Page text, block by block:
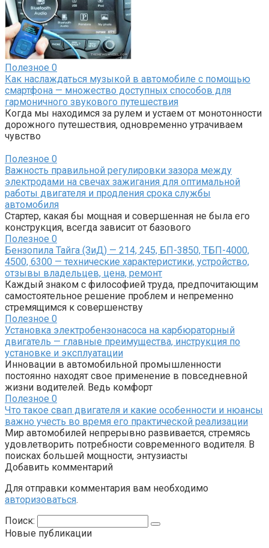
Полезное 0
Как наслаждаться музыкой в автомобиле с помощью
смартфона — множество доступных способов для
гармоничного звукового путешествия
Когда мы находимся за рулем и устаем от монотонности
дорожного путешествия, одновременно утрачиваем
чувство
Полезное 0
Важность правильной регулировки зазора между
электродами на свечах зажигания для оптимальной
работы двигателя и продления срока службы
автомобиля
Стартер, какая бы мощная и совершенная не была его
конструкция, всегда зависит от базового
Полезное 0
Бензопила Тайга (ЗиД) — 214, 245, БП-3850, ТБП-4000,
4500, 6300 — технические характеристики, устройство,
отзывы владельцев, цена, ремонт
Каждый знаком с философией труда, предпочитающим
самостоятельное решение проблем и непременно
стремящимся к совершенству
Полезное 0
Установка электробензонасоса на карбюраторный
двигатель — главные преимущества, инструкция по
установке и эксплуатации
Инновации в автомобильной промышленности
постоянно находят свое применение в повседневной
жизни водителей. Ведь комфорт
Полезное 0
Что такое свап двигателя и какие особенности и нюансы
важно учесть во время его практической реализации
Мир автомобилей непрерывно развивается, стремясь
удовлетворить потребности современного водителя. В
поисках большей мощности, энтузиасты
Добавить комментарий
Для отправки комментария вам необходимо
авторизоваться.
Поиск:
Новые публикации